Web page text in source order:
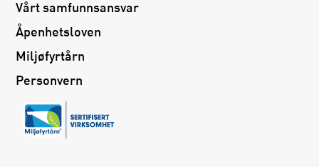
Vårt samfunnsansvar
Åpenhetsloven
Miljøfyrtårn
Personvern